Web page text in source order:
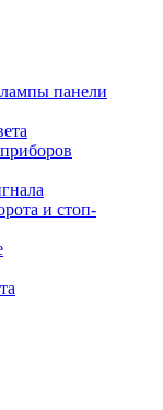
панели
и стоп-